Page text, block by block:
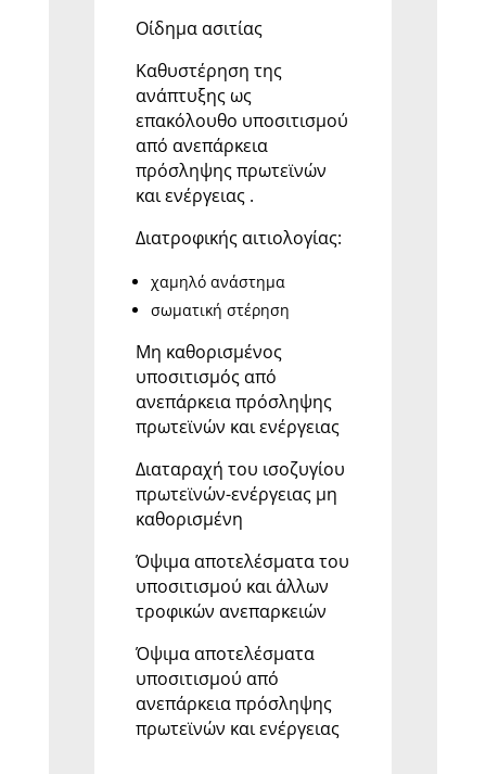
Οίδημα ασιτίας
Καθυστέρηση της
ανάπτυξης ως
επακόλουθο υποσιτισμού
από ανεπάρκεια
πρόσληψης πρωτεϊνών
και ενέργειας .
Διατροφικής αιτιολογίας:
χαμηλό ανάστημα
σωματική στέρηση
Μη καθορισμένος
υποσιτισμός από
ανεπάρκεια πρόσληψης
πρωτεϊνών και ενέργειας
Διαταραχή του ισοζυγίου
πρωτεϊνών-ενέργειας μη
καθορισμένη
Όψιμα αποτελέσματα του
υποσιτισμού και άλλων
τροφικών ανεπαρκειών
Όψιμα αποτελέσματα
υποσιτισμού από
ανεπάρκεια πρόσληψης
πρωτεϊνών και ενέργειας